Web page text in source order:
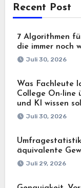
Recent Post
7 Algorithmen
die immer noch
Juli 30, 2026
Was Fachleute
College On-line
und KI wissen
Juli 30, 2026
äquivalente
Juli 29, 2026